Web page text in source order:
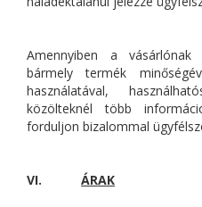
Amennyiben a
bármely termék
használatával,
közölteknél több
forduljon bizalommal
VI. ÁRAK